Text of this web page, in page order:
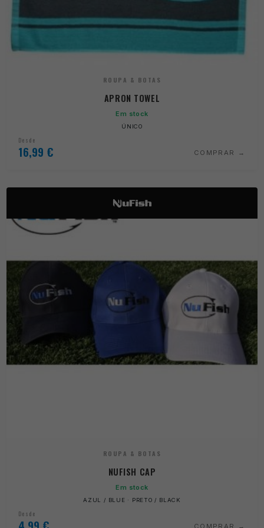
ROUPA & BOTAS
APRON TOWEL
Em stock
ÚNICO
Desde
16,99 € COMPRAR
ROUPA & BOTAS
NUFISH CAP
Em stock
AZUL / BLUE · PRETO / BLACK
Desde